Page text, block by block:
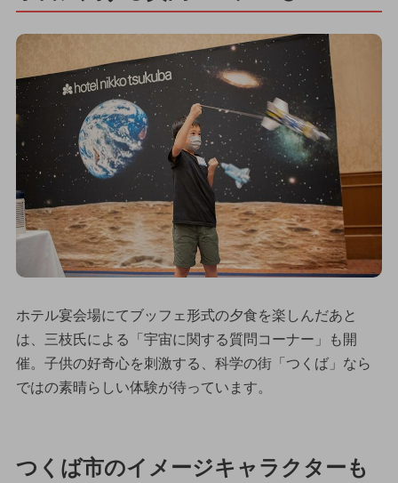
ホテル宴会場にてブッフェ形式の夕食を楽しんだあと
は、三枝氏による「宇宙に関する質問コーナー」も開
催。子供の好奇心を刺激する、科学の街「つくば」なら
ではの素晴らしい体験が待っています。
つくば市のイメージキャラクターも